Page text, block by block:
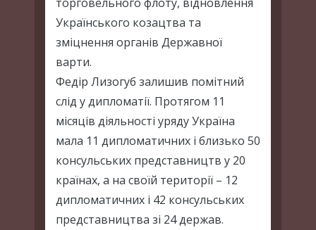
Українського козацтва та
зміцнення органів Державної
варти.
Федір Лизогуб залишив помітний
слід у дипломатії. Протягом 11
місяців діяльності уряду Україна
мала 11 дипломатичних і близько 50
консульських представництв у 20
країнах, а на своїй території – 12
дипломатичних і 42 консульських
представництва зі 24 держав.